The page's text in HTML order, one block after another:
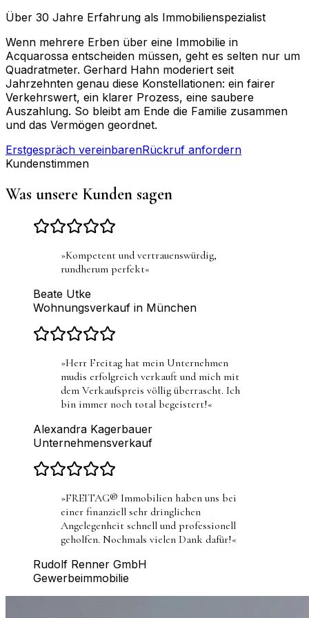
Über 30 Jahre Erfahrung als Immobilienspezialist
Wenn mehrere Erben über eine Immobilie in
Acquarossa entscheiden müssen, geht es selten nur um
Quadratmeter. Gerhard Hahn moderiert seit
Jahrzehnten genau diese Konstellationen: ein fairer
Verkehrswert, ein klarer Prozess, eine saubere
Auszahlung. So bleibt am Ende die Familie zusammen
und das Vermögen geordnet.
Erstgespräch vereinbarenRückruf anfordern
Kundenstimmen
Was unsere Kunden sagen
»Kompetent und vertrauenswürdig,
rundherum perfekt«
Beate Utke
Wohnungsverkauf in München
»Herr Freitag hat mein Unternehmen
mudis erfolgreich verkauft und mich mit
dem Verkaufspreis völlig überrascht. Ich
bin immer noch total begeistert!«
Alexandra Kagerbauer
Unternehmensverkauf
»FREITAG® Immobilien haben uns bei
einer finanziell sehr dringlichen
Angelegenheit schnell und professionell
geholfen. Nochmals vielen Dank dafür!«
Rudolf Renner GmbH
Gewerbeimmobilie